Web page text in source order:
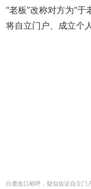
“老板”改称对方为“
将自立门户、成立个
白鹿改口称呼，疑似佐证自立门